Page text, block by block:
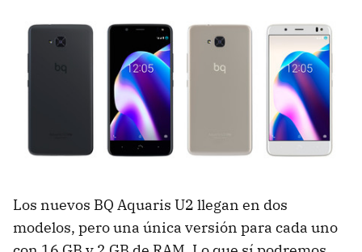
Los nuevos BQ Aquaris U2 llegan en dos
modelos, pero una única versión para cada uno